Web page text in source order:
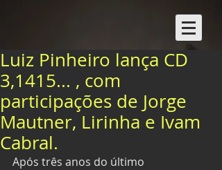
Luiz Pinheiro lança CD
3,1415... , com
participações de Jorge
Mautner, Lirinha e Ivam
Cabral.
Após três anos do último